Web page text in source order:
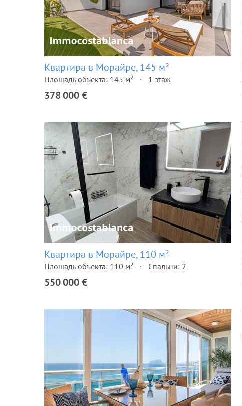
Квартира в Морайре, 145 м²
Площадь объекта: 145 м² 1 этаж
378 000 €
Квартира в Морайре, 110 м²
Площадь объекта: 110 м² Спальни: 2
550 000 €